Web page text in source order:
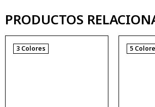
PRODUCTOS
3 Colores 5